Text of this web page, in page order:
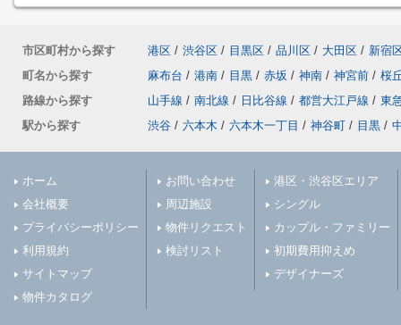
市区町村から探す 港区 / 渋谷区 / 目黒区 / 品川区 / 大田区 / 新宿
町名から探す
麻布台 / 港南 / 目黒 / 赤坂 / 神南 / 神宮前 / 桜
路線から探す
山手線 / 南北線 / 日比谷線 / 都営大江戸線 / 東
駅から探す
渋谷 / 六本木 / 六本木一丁目 / 神谷町 / 目黒 /
ホーム
会社概要
プライバシーポリシー
利用規約
サイトマップ
物件カタログ
お問い合わせ
周辺施設
物件リクエスト
検討リスト
港区・渋谷区エリア
シングル
カップル・ファミリー
初期費用抑えめ
デザイナーズ